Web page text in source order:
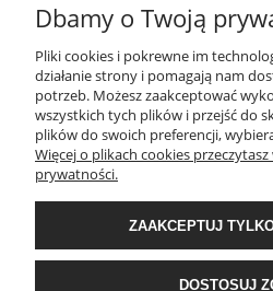
SPOSOBY PŁATNOŚCI ORAZ
WYMIANA / ZWROTY
Dbamy o Twoją
Pliki cookies i pokrewne im
działanie strony i pomagają nam
potrzeb. Możesz zaakceptować
wszystkich tych plików i przejść do
plików do swoich preferencji,
Więcej o plikach cookies
prywatności.
ZAAKCEPTUJ
DOSTOSUJ